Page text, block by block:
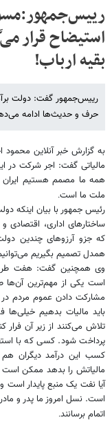
استیضاح قرار
بقیه ارباب!
رییس‌جمهور گفت: دولت
حرف و حدیث‌ها ادامه
به گزارش خبر آنلاین
مالیاتی گفت: اجر شرکت در
همه ما مصمم هستیم
ملت ما است
رئیس جمهور با بیان اینکه
ساختار‌های اداری،
که جزو آرزوهای چندین
همدل تصمیم بگیریم
وی همچنین گفت: هفت طرح
است یکی از مهم‌ترین
مشارکت دادن عموم مردم
باید مالیات بدهیم
تلاش می‌کنند از زیر آن فرار
پرداخت شود. کسی که با
کسب این درآمد دیگران هم
مالیاتش را بدهد ممکن است
آیا نفت یک منبع پایدار
است. نسل امروز ما پدر و
اتمام برسانند